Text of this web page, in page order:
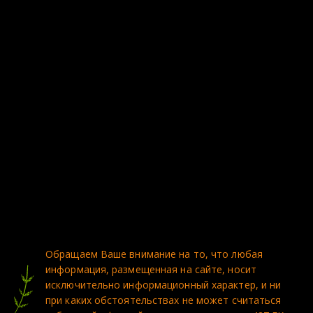
Обращаем Ваше внимание на то, что любая
информация, размещенная на сайте, носит
исключительно информационный характер, и ни
при каких обстоятельствах не может считаться